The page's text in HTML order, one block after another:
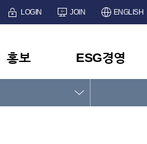
LOGIN JOIN ENGLISH
홍보 ESG경영